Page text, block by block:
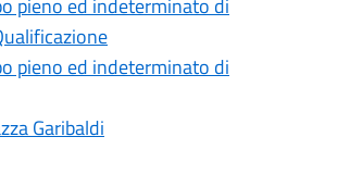
pieno ed indeterminato di
pieno ed indeterminato di
Garibaldi